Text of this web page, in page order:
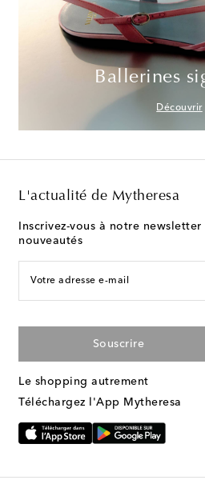
Ballerines
Découvrir
L'actualité de Mytheresa
Inscrivez-vous à notre
nouveautés
Votre adresse e-mail
Souscrire
Le shopping autrement
Téléchargez l'App Mytheresa